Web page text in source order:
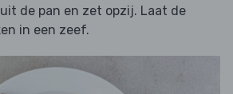
uit de pan en zet opzij. Laat de
in een zeef.